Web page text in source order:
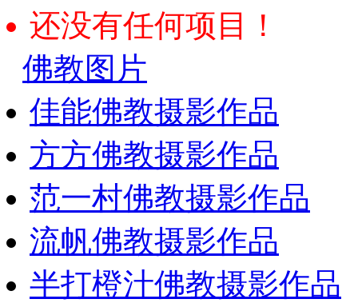
还没有任何项目！
佛教图片
佳能佛教摄影作品
方方佛教摄影作品
范一村佛教摄影作品
流帆佛教摄影作品
半打橙汁佛教摄影作品